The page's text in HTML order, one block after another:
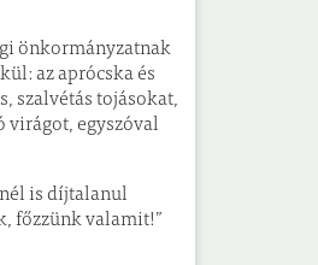
önkormányzatnak
az aprócska és
szalvétás tojásokat,
virágot, egyszóval
is díjtalanul
főzzünk valamit!”